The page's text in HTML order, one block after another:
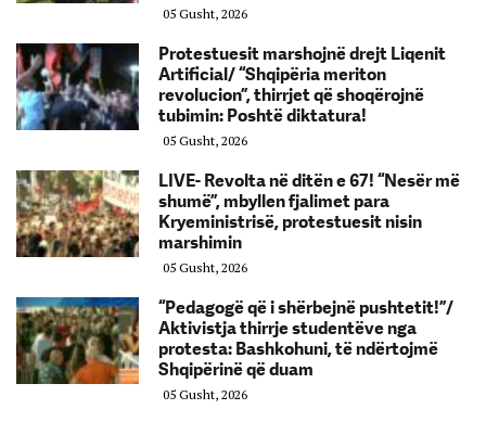
05 Gusht, 2026
Protestuesit marshojnë drejt Liqenit
Artificial/ “Shqipëria meriton
revolucion”, thirrjet që shoqërojnë
tubimin: Poshtë diktatura!
05 Gusht, 2026
LIVE- Revolta në ditën e 67! “Nesër më
shumë”, mbyllen fjalimet para
Kryeministrisë, protestuesit nisin
marshimin
05 Gusht, 2026
“Pedagogë që i shërbejnë pushtetit!”/
Aktivistja thirrje studentëve nga
protesta: Bashkohuni, të ndërtojmë
Shqipërinë që duam
05 Gusht, 2026